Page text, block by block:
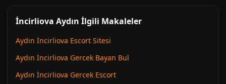
İncirliova Aydın İlgili Makaleler
Aydın İncirliova Escort Sitesi
Aydın İncirliova Gercek Bayan Bul
Aydın İncirliova Gercek Escort